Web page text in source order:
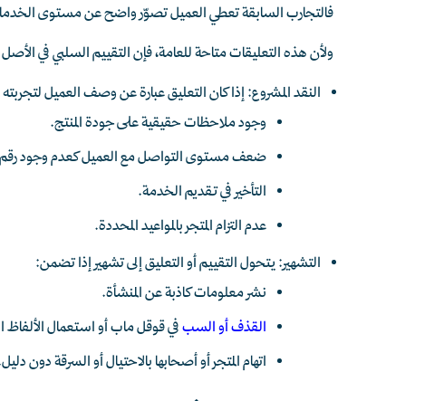
فالتجارب السابقة تعطي العميل تصوّر واضح عن مستوى الخدمات
ولأن هذه التعليقات متاحة للعامة، فإن التقييم السلبي في
النقد المشروع: إذا كان التعليق عبارة عن وصف العميل
وجود ملاحظات حقيقية على جودة المنتج.
ضعف مستوى التواصل مع العميل كعدم وجود
التأخير في تقديم الخدمة.
عدم التزام المتجر بالمواعيد المحددة.
التشهير: يتحول التقييم أو التعليق إلى تشهير إذا تضمن:
نشر معلومات كاذبة عن المنشأة.
القذف أو السبفي قوقل ماب أو استعمال الألفاظ
اتهام المتجر أو أصحابها بالاحتيال أو السرقة دون